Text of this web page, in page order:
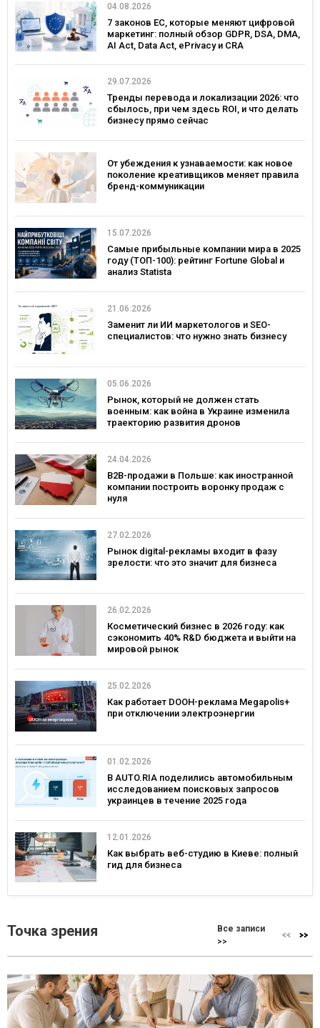
04.08.2026
7 законов ЕС, которые меняют цифровой
маркетинг: полный обзор GDPR, DSA, DMA,
AI Act, Data Act, ePrivacy и CRA
29.07.2026
Тренды перевода и локализации 2026: что
сбылось, при чем здесь ROI, и что делать
бизнесу прямо сейчас
От убеждения к узнаваемости: как новое
поколение креативщиков меняет правила
бренд-коммуникации
15.07.2026
Самые прибыльные компании мира в 2025
году (ТОП-100): рейтинг Fortune Global и
анализ Statista
21.06.2026
Заменит ли ИИ маркетологов и SEO-
специалистов: что нужно знать бизнесу
05.06.2026
Рынок, который не должен стать
военным: как война в Украине изменила
траекторию развития дронов
24.04.2026
B2B-продажи в Польше: как иностранной
компании построить воронку продаж с
нуля
27.02.2026
Рынок digital-рекламы входит в фазу
зрелости: что это значит для бизнеса
26.02.2026
Косметический бизнес в 2026 году: как
сэкономить 40% R&D бюджета и выйти на
мировой рынок
25.02.2026
Как работает DOOH-реклама Megapolis+
при отключении электроэнергии
01.02.2026
В AUTO.RIA поделились автомобильным
исследованием поисковых запросов
украинцев в течение 2025 года
12.01.2026
Как выбрать веб-студию в Киеве: полный
гид для бизнеса
Точка зрения
Все записи
>>